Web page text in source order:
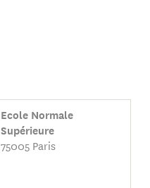
Ecole Normale
Supérieure
75005 Paris